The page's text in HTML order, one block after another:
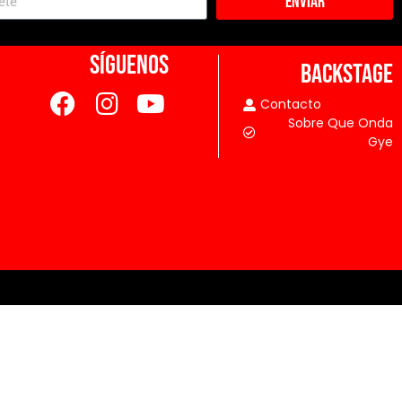
SÍGUENOS BACKSTAGE
Contacto
Sobre Que Onda
Gye